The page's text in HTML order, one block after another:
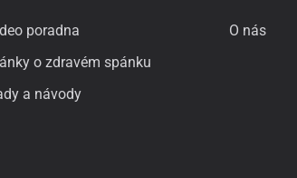
poradna
o zdravém spánku
a návody
O nás